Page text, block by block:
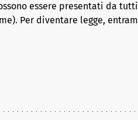
essere presentati da
Per diventare legge,